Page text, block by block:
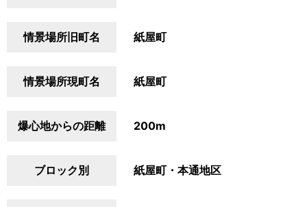
情景場所旧町名 紙屋町
情景場所現町名 紙屋町
爆心地からの距離 200m
ブロック別 紙屋町・本通地区